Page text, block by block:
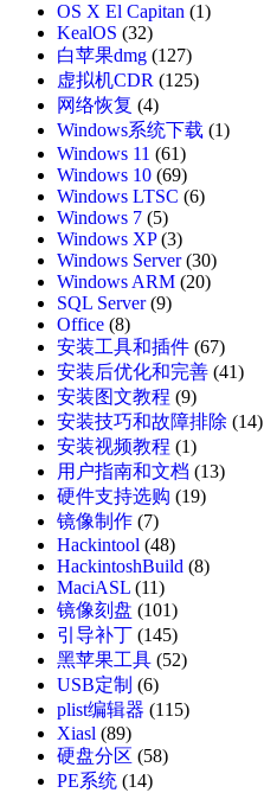
OS X El Capitan (1)
KealOS (32)
白苹果dmg (127)
虚拟机CDR (125)
网络恢复 (4)
Windows系统下载 (1)
Windows 11 (61)
Windows 10 (69)
Windows LTSC (6)
Windows 7 (5)
Windows XP(3)
Windows Server(30)
Windows ARM (20)
SQL Server(9)
Office (8)
安装工具和插件 (67)
安装后优化和完善 (41)
安装图文教程 (9)
安装技巧和故障排除 (14)
安装视频教程 (1)
用户指南和文档 (13)
硬件支持选购 (19)
镜像制作 (7)
Hackintool (48)
HackintoshBuild (8)
MaciASL (11)
镜像刻盘 (101)
引导补丁 (145)
黑苹果工具 (52)
USB定制 (6)
plist编辑器 (115)
Xiasl (89)
硬盘分区 (58)
PE系统 (14)